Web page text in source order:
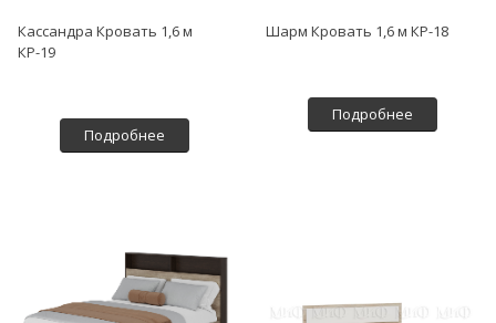
Кассандра Кровать 1,6 м
КР-19
Подробнее
Шарм Кровать 1,6 м КР-18
Подробнее